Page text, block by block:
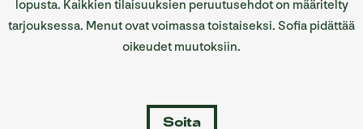
lopusta. Kaikkien tilaisuuksien peruutusehdot on määritelty
tarjouksessa. Menut ovat voimassa toistaiseksi. Sofia pidättää
oikeudet muutoksiin.
Soita